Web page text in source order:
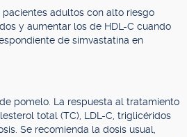
adultos con alto riesgo
y aumentar los de HDL-C cuando
de simvastatina en
pomelo. La respuesta al tratamiento
total (TC), LDL-C, triglicéridos
Se recomienda la dosis usual,